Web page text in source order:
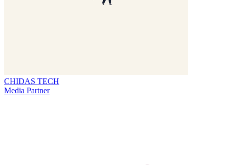
CHIDAS TECH
Media Partner